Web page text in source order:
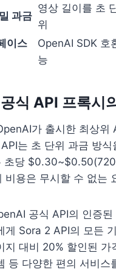
과금
영상 길이를 초
위
이스
OpenAI SDK 호
능
식 API 프록시
가 출시한 최상위
는 초 단위 과금 방
초당
비용은 무시할 수 없는
공식 API의 인증
게 Sora 2 API의 모든
지 대비 20% 할인된
등 다양한 편의 서비스